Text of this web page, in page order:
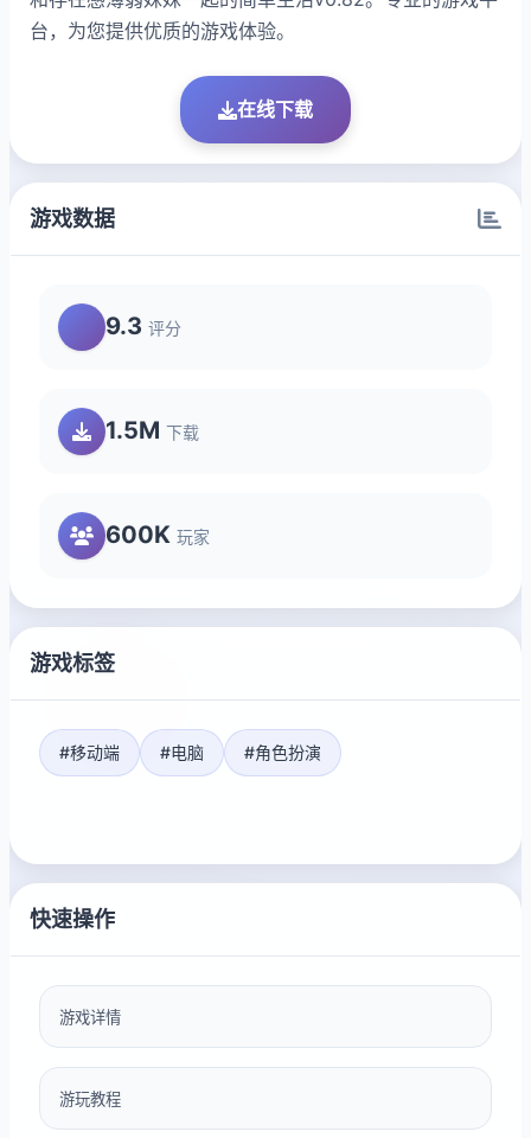
台，为您提供优质的游戏体验。
在线下载
游戏数据
9.3 评分
1.5M 下载
600K 玩家
游戏标签
#移动端 #电脑 #角色扮演
快速操作
游戏详情
游玩教程